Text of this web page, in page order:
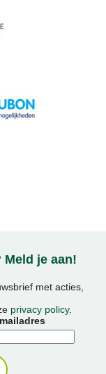
je aan!
met acties,
privacy policy.